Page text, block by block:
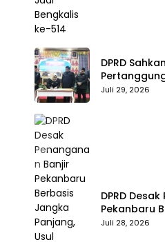
DPRD Sahkan
Bengkalis
Juli 29, 2026
DPRD
Pekanbaru
Panjang,
Juli 28, 2026